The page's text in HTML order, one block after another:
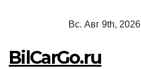
Вс. Авг 9th, 2026
BilCarGo.ru